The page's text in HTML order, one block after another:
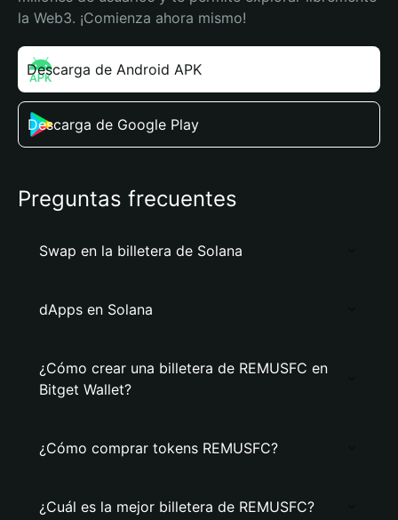
la Web3. ¡Comienza ahora mismo!
Descarga de Android APK
Descarga de Google Play
Preguntas frecuentes
Swap en la billetera de Solana
dApps en Solana
¿Cómo crear una billetera de REMUSFC en
Bitget Wallet?
¿Cómo comprar tokens REMUSFC?
¿Cuál es la mejor billetera de REMUSFC?